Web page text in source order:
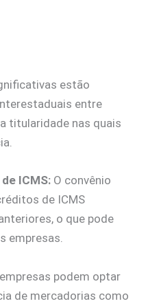
estão
entre
titularidade nas quais
ICMS: O convênio
de ICMS
o que pode
empresas.
podem optar
de mercadorias como